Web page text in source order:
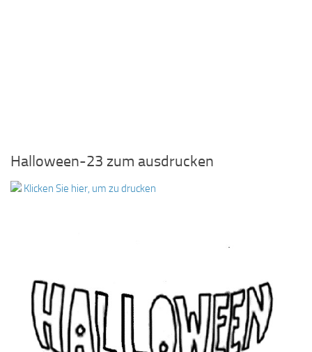
Halloween-23 zum ausdrucken
Klicken Sie hier, um zu drucken